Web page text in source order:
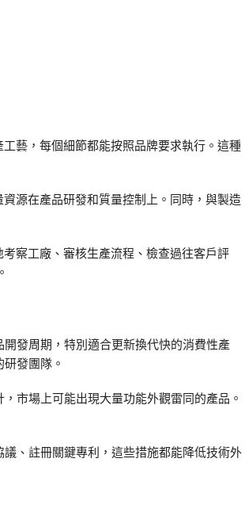
藝，每個細節都能按照品牌要求執行。這種
源在產品研發和質量控制上。同時，與製造
察工廠、審核生產流程、檢查過往客戶評
發周期，特別適合更新換代快的消費性產
發團隊。
市場上可能出現大量功能外觀雷同的產品。
、註冊關鍵專利，這些措施都能降低技術外